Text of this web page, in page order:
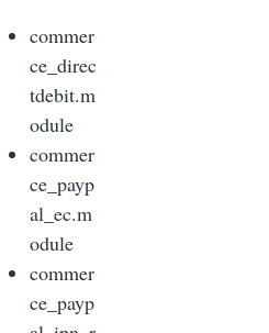
commer
ce_direc
tdebit.m
odule
commer
ce_payp
al_ec.m
odule
commer
ce_payp